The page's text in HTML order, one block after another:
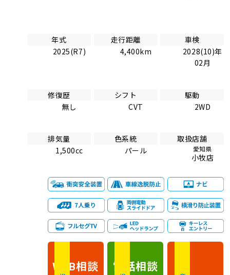
年式
2025(R7)
走行距離
4,400km
車検
2028(10)年
02月
修復歴
無し
シフト
CVT
駆動
2WD
排気量
1,500cc
色系統
パール
取扱店舗
愛知県
小牧店
WEB相談 電話相談